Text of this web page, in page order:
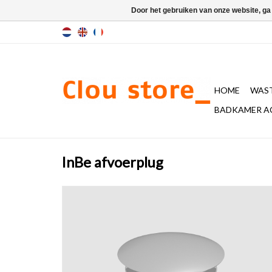
HOME
BADKAMER
InBe afvoerplug
Door het gebruiken van onze website,